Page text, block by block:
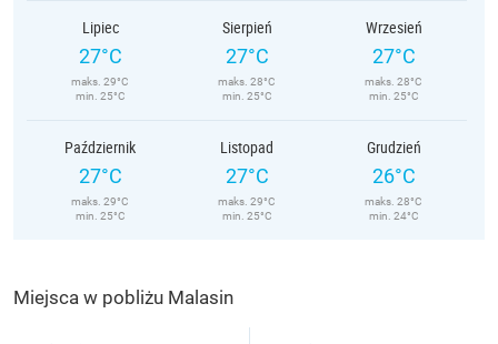
Lipiec
27°C
maks. 29°C
min. 25°C
Sierpień
27°C
maks. 28°C
min. 25°C
Wrzesień
27°C
maks. 28°C
min. 25°C
Październik
27°C
maks. 29°C
min. 25°C
Listopad
27°C
maks. 29°C
min. 25°C
Grudzień
26°C
maks. 28°C
min. 24°C
Miejsca w pobliżu Malasin